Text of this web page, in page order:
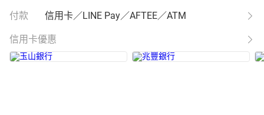
付款 信用卡／LINE Pay／AFTEE／ATM
信用卡優惠